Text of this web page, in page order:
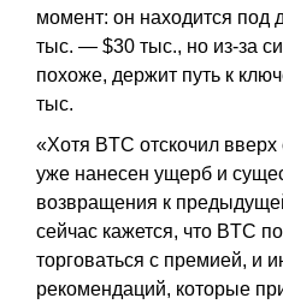
момент: он находится под
тыс. — $30 тыс., но из-за
похоже, держит путь к
тыс.
«Хотя BTC отскочил
уже нанесен ущерб и
возвращения к
сейчас кажется, что BTC
торговаться с премией, и
рекомендаций, которые